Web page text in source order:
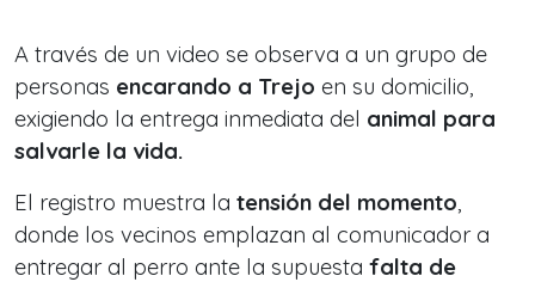
A través de un video se observa a un grupo de
personas encarando a Trejo en su domicilio,
exigiendo la entrega inmediata del animal para
salvarle la vida.
El registro muestra la tensión del momento,
donde los vecinos emplazan al comunicador a
entregar al perro ante la supuesta falta de